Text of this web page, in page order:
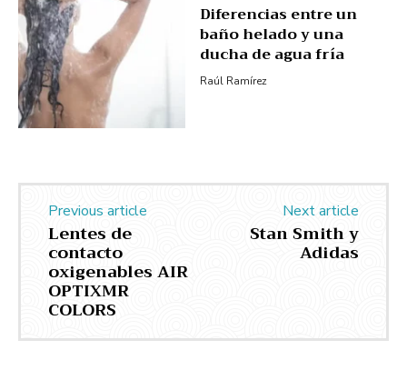
Diferencias entre un
baño helado y una
ducha de agua fría
Raúl Ramírez
Previous article
Lentes de
contacto
oxigenables AIR
OPTIXMR
COLORS
Next article
Stan Smith y
Adidas